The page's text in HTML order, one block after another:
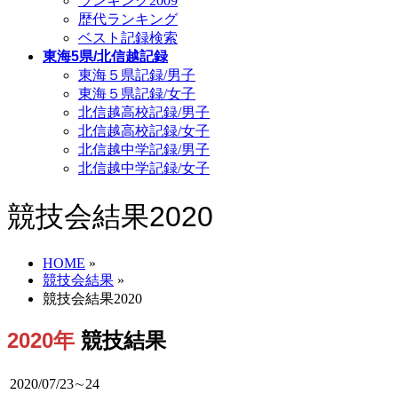
歴代ランキング
ベスト記録検索
東海5県/北信越記録
東海５県記録/男子
東海５県記録/女子
北信越高校記録/男子
北信越高校記録/女子
北信越中学記録/男子
北信越中学記録/女子
競技会結果2020
HOME »
競技会結果 »
競技会結果2020
2020年 競技結果
2020/07/23∼24